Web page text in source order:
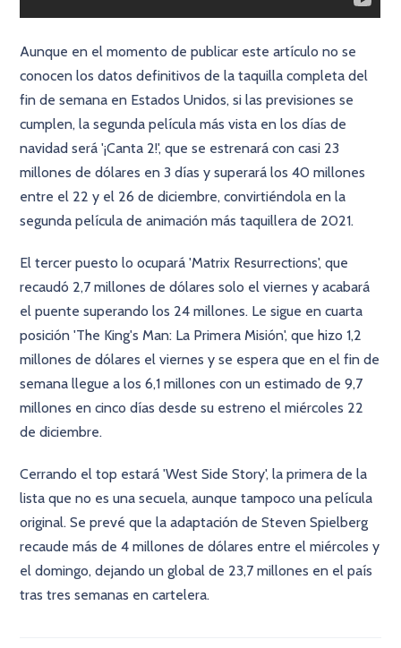
Aunque en el momento de publicar este artículo no se
conocen los datos definitivos de la taquilla completa del
fin de semana en Estados Unidos, si las previsiones se
cumplen, la segunda película más vista en los días de
navidad será '¡Canta 2!', que se estrenará con casi 23
millones de dólares en 3 días y superará los 40 millones
entre el 22 y el 26 de diciembre, convirtiéndola en la
segunda película de animación más taquillera de 2021.
El tercer puesto lo ocupará 'Matrix Resurrections', que
recaudó 2,7 millones de dólares solo el viernes y acabará
el puente superando los 24 millones. Le sigue en cuarta
posición 'The King's Man: La Primera Misión', que hizo 1,2
millones de dólares el viernes y se espera que en el fin de
semana llegue a los 6,1 millones con un estimado de 9,7
millones en cinco días desde su estreno el miércoles 22
de diciembre.
Cerrando el top estará 'West Side Story', la primera de la
lista que no es una secuela, aunque tampoco una película
original. Se prevé que la adaptación de Steven Spielberg
recaude más de 4 millones de dólares entre el miércoles y
el domingo, dejando un global de 23,7 millones en el país
tras tres semanas en cartelera.